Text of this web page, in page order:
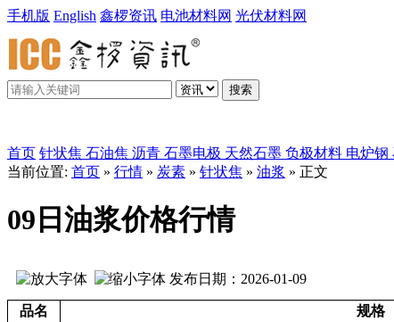
手机版 English 鑫椤资讯 电池材料网 光伏材料网
搜索
首页 针状焦 石油焦 沥青 石墨电极 天然石墨 负极材料 电炉钢
当前位置: 首页 » 行情 » 炭素 » 针状焦 » 油浆 » 正文
09日油浆价格行情
发布日期：2026-01-09
品名 规格